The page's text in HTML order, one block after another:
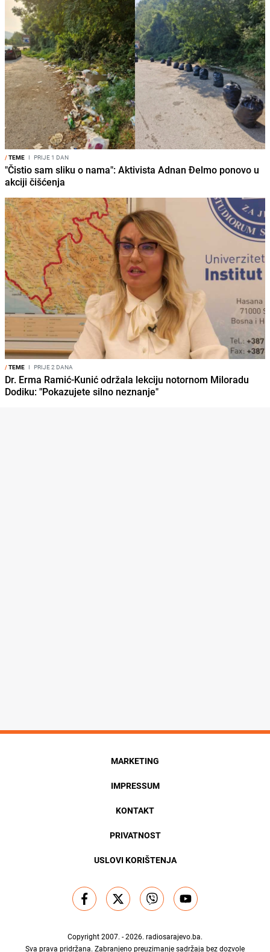
/TEME I PRIJE 1 DAN
"Čistio sam sliku o nama": Aktivista Adnan Đelmo ponovo u
akciji čišćenja
/TEME I PRIJE 2 DANA
Dr. Erma Ramić-Kunić održala lekciju notornom Miloradu
Dodiku: "Pokazujete silno neznanje"
MARKETING
IMPRESSUM
KONTAKT
PRIVATNOST
USLOVI KORIŠTENJA
Copyright 2007. - 2026. radiosarajevo.ba.
Sva prava pridržana. Zabranjeno preuzimanje sadržaja bez dozvole